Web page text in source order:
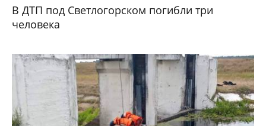
В ДТП под Светлогорском погибли три
человека